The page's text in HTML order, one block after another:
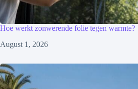
Hoe werkt zonwerende folie tegen warmte?
August 1, 2026